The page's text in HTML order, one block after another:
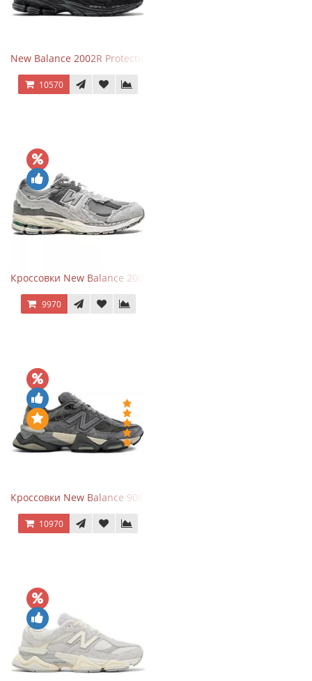
New Balance 2002R Protection Phantom Black
10570
Кроссовки New Balance 2002R Protection Pack Grey
9970
Кроссовки New Balance 9060 x Joe Freshgoods Dark Grey
10970